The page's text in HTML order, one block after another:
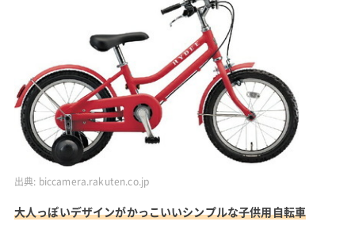
出典: biccamera.rakuten.co.jp
大人っぽいデザインがかっこいいシンプルな子供用自転車